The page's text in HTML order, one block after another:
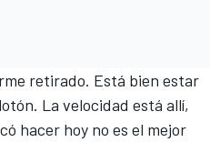
retirado. Está bien estar
La velocidad está allí,
hacer hoy no es el mejor